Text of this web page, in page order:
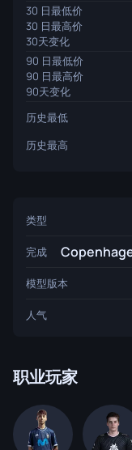
30 日最低价
30 日最高价
30天变化
90 日最低价
90 日最高价
90天变化
历史最低
历史最高
类型
完成
模型版本
人气
职业玩家